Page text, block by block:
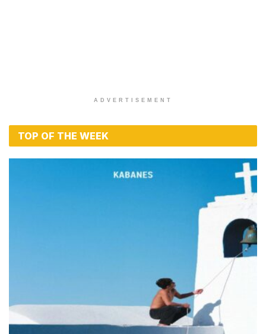
ADVERTISEMENT
TOP OF THE WEEK